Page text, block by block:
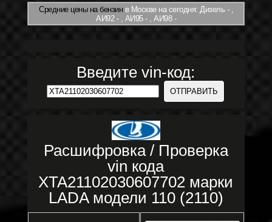
Средние цены на бензинв Москве на сегодня: Дизель - ,
АИ92 - , АИ95 - , АИ98 -
Введите vin-код:
Расшифровка / Проверка
vin кода
XTA21102030607702 марки
LADA модели 110 (2110)